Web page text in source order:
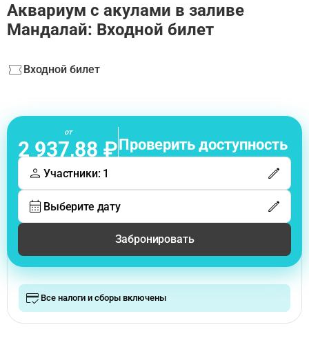
Аквариум с акулами в заливе
Мандалай: Входной билет
Входной билет
от
2 937,88 ₽Проверить доступность
Участники: 1
Выберите дату
Забронировать
Все налоги и сборы включены